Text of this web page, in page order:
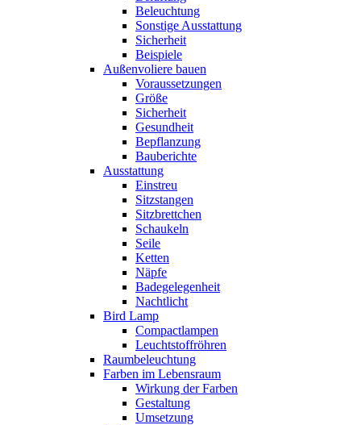
Beleuchtung
Sonstige Ausstattung
Sicherheit
Beispiele
Außenvoliere bauen
Voraussetzungen
Größe
Sicherheit
Gesundheit
Bepflanzung
Bauberichte
Ausstattung
Einstreu
Sitzstangen
Sitzbrettchen
Schaukeln
Seile
Ketten
Näpfe
Badegelegenheit
Nachtlicht
Bird Lamp
Compactlampen
Leuchtstoffröhren
Raumbeleuchtung
Farben im Lebensraum
Wirkung der Farben
Gestaltung
Umsetzung